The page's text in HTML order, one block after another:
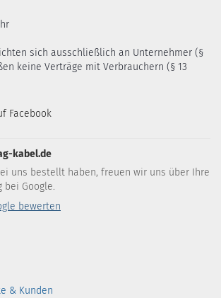
sich ausschließlich an Unternehmer (§
keine Verträge mit Verbrauchern (§ 13
Facebook
kabel.de
uns bestellt haben, freuen wir uns über Ihre
bei Google.
bewerten
& Kunden